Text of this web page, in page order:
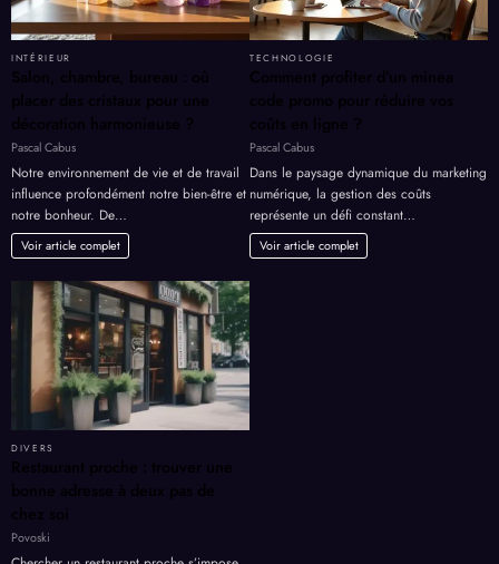
INTÉRIEUR
Salon, chambre, bureau : où
placer des cristaux pour une
décoration harmonieuse ?
Pascal Cabus
Notre environnement de vie et de travail
influence profondément notre bien-être et
notre bonheur. De…
Voir article complet
TECHNOLOGIE
Comment profiter d’un minea
code promo pour réduire vos
coûts en ligne ?
Pascal Cabus
Dans le paysage dynamique du marketing
numérique, la gestion des coûts
représente un défi constant…
Voir article complet
DIVERS
Restaurant proche : trouver une
bonne adresse à deux pas de
chez soi
Povoski